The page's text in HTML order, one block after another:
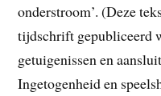
onderstroom’. (Deze
tijdschrift gepubliceerd
getuigenissen en
Ingetogenheid en